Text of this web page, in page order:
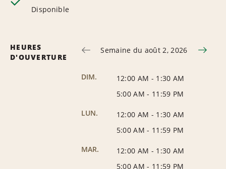
Disponible
HEURES
D'OUVERTURE
Semaine du août 2, 2026
DIM. 12:00 AM - 1:30 AM
5:00 AM - 11:59 PM
LUN.
12:00 AM - 1:30 AM
5:00 AM - 11:59 PM
MAR.
12:00 AM - 1:30 AM
5:00 AM - 11:59 PM